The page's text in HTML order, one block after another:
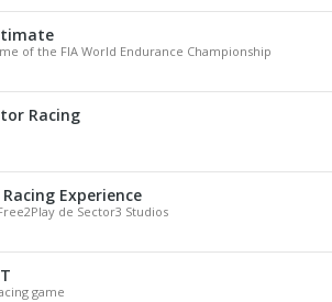
of the FIA World Endurance Championship
Racing
Experience
de Sector3 Studios
game